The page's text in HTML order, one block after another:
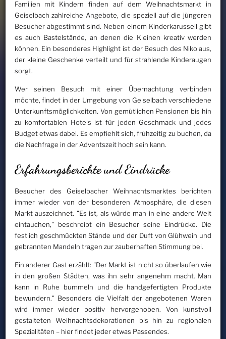
Familien mit Kindern finden auf dem Weihnachtsmarkt in
Geiselbach zahlreiche Angebote, die speziell auf die jüngeren
Besucher abgestimmt sind. Neben einem Kinderkarussell gibt
es auch Bastelstände, an denen die Kleinen kreativ werden
können. Ein besonderes Highlight ist der Besuch des Nikolaus,
der kleine Geschenke verteilt und für strahlende Kinderaugen
sorgt.
Wer seinen Besuch mit einer Übernachtung verbinden
möchte, findet in der Umgebung von Geiselbach verschiedene
Unterkunftsmöglichkeiten. Von gemütlichen Pensionen bis hin
zu komfortablen Hotels ist für jeden Geschmack und jedes
Budget etwas dabei. Es empfiehlt sich, frühzeitig zu buchen, da
die Nachfrage in der Adventszeit hoch sein kann.
Erfahrungsberichte und Eindrücke
Besucher des Geiselbacher Weihnachtsmarktes berichten
immer wieder von der besonderen Atmosphäre, die diesen
Markt auszeichnet. "Es ist, als würde man in eine andere Welt
eintauchen," beschreibt ein Besucher seine Eindrücke. Die
festlich geschmückten Stände und der Duft von Glühwein und
gebrannten Mandeln tragen zur zauberhaften Stimmung bei.
Ein anderer Gast erzählt: "Der Markt ist nicht so überlaufen wie
in den großen Städten, was ihn sehr angenehm macht. Man
kann in Ruhe bummeln und die handgefertigten Produkte
bewundern." Besonders die Vielfalt der angebotenen Waren
wird immer wieder positiv hervorgehoben. Von kunstvoll
gestalteten Weihnachtsdekorationen bis hin zu regionalen
Spezialitäten – hier findet jeder etwas Passendes.